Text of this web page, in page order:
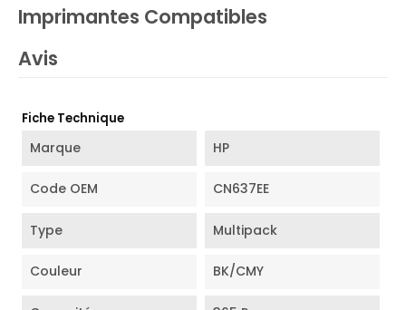
Imprimantes Compatibles
Avis
Fiche Technique
Marque HP
Code OEM CN637EE
Type Multipack
Couleur BK/CMY